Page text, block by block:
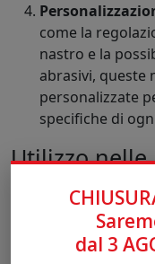
come la
nastro e la
abrasivi, queste
personalizzate
specifiche di
Utilizzo nelle
Nelle falegnamerie,
ruolo cruciale nella
successive fasi di
la levigatura di
dal 3